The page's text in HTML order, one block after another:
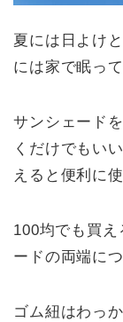
夏には日よけ
には家で眠っ
サンシェード
くだけでもい
えると便利に
100均でも買
ードの両端につ
ゴム紐はわっ